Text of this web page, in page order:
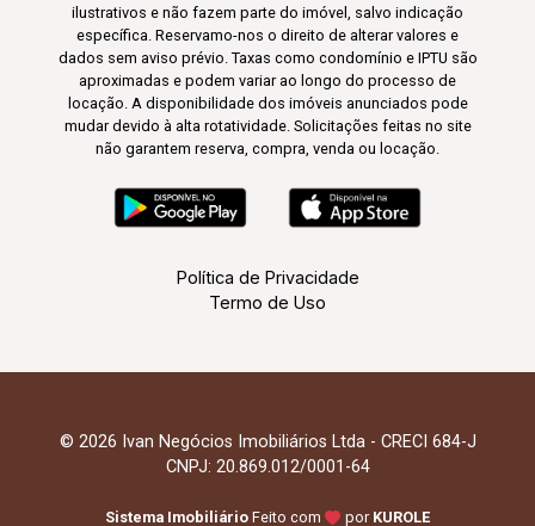
ilustrativos e não fazem parte do imóvel, salvo indicação
específica. Reservamo-nos o direito de alterar valores e
dados sem aviso prévio. Taxas como condomínio e IPTU são
aproximadas e podem variar ao longo do processo de
locação. A disponibilidade dos imóveis anunciados pode
mudar devido à alta rotatividade. Solicitações feitas no site
não garantem reserva, compra, venda ou locação.
Política de Privacidade
Termo de Uso
© 2026 Ivan Negócios Imobiliários Ltda - CRECI 684-J
CNPJ: 20.869.012/0001-64
Sistema Imobiliário Feito com por KUROLE